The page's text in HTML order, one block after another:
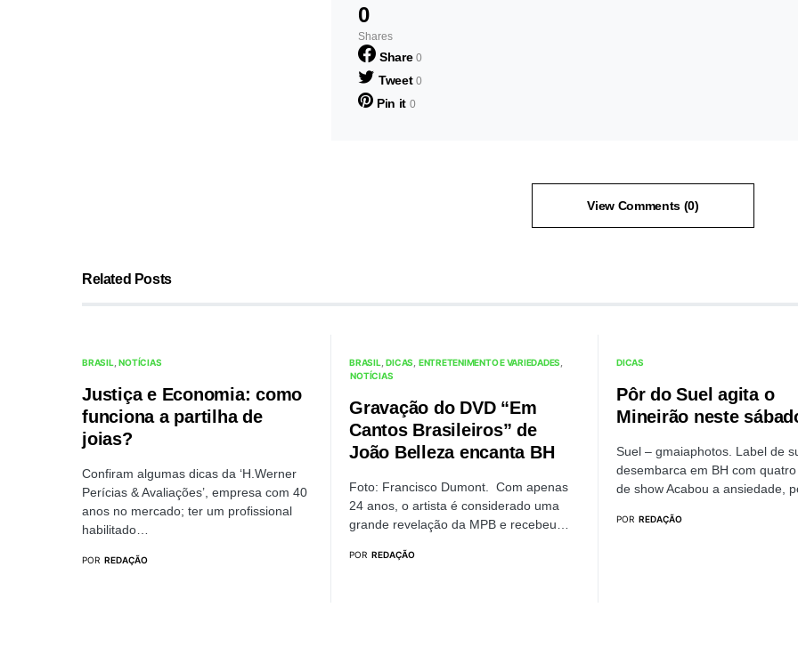
0
Shares
Share 0
Tweet 0
Pin it 0
View Comments (0)
Related Posts
BRASIL NOTÍCIAS
Justiça e Economia: como
funciona a partilha de
joias?
Confiram algumas dicas da ‘H.Werner
Perícias & Avaliações’, empresa com 40
anos no mercado; ter um profissional
habilitado…
POR REDAÇÃO
BRASIL DICAS ENTRETENIMENTO E VARIEDADES
NOTÍCIAS
Gravação do DVD “Em
Cantos Brasileiros” de
João Belleza encanta BH
Foto: Francisco Dumont. Com apenas
24 anos, o artista é considerado uma
grande revelação da MPB e recebeu…
POR REDAÇÃO
DICAS
Pôr do Suel agita o
Mineirão neste
Suel – gmaiaphotos. Label de
desembarca em BH com
de show Acabou a ansiedade,
POR REDAÇÃO